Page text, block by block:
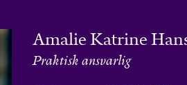
Amalie Katrine
Praktisk ansvarlig